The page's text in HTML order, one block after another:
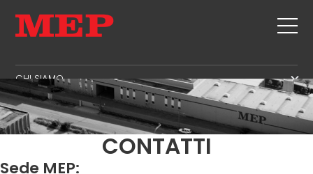
CHI SIAMO
IL GRUPPO
PARTNER
MEP BUSINESS SCHOOL
PRODOTTI
STAFFE
TAGLIO + SAGOMATURA
RADDRIZZATURA
USATO
TWINSENSE CONTATTI
Sede MEP: